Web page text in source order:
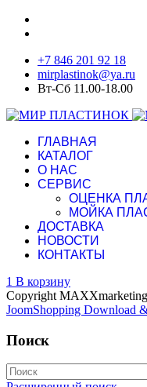
+7 846 201 92 18
mirplastinok@ya.ru
Вт-Сб 11.00-18.00
ГЛАВНАЯ
КАТАЛОГ
О НАС
СЕРВИС
ОЦЕНКА
МОЙКА
ДОСТАВКА
НОВОСТИ
КОНТАКТЫ
1 В корзину
Copyright
JoomShopping Download
Поиск